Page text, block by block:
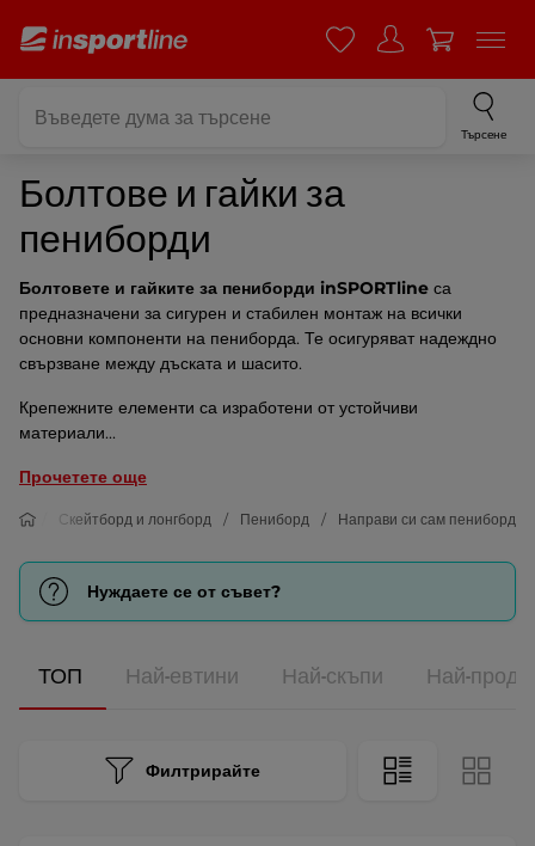
Търсене
Болтове и гайки за
пениборди
Болтовете и гайките за пениборди inSPORTline са
предназначени за сигурен и стабилен монтаж на всички
основни компоненти на пениборда. Те осигуряват надеждно
свързване между дъската и шасито.
Крепежните елементи са изработени от устойчиви
материали...
Прочетете още
Скейтборд и лонгборд Пениборд Направи си сам пениборд
Нуждаете се от съвет?
ТОП Най-евтини Най-скъпи Най-
Филтрирайте